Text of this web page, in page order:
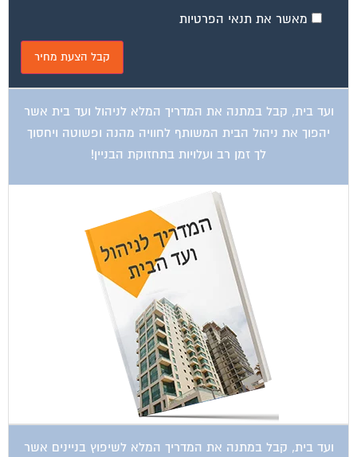
מאשר את תנאי הפרטיות
ועד בית, קבל במתנה את המדריך המלא לניהול ועד בית אשר
יהפוך את ניהול הבית המשותף לחוויה מהנה ופשוטה ויחסוך
לך זמן רב ועלויות בתחזוקת הבניין!
ועד בית, קבל במתנה את המדריך המלא לשיפוץ בניינים אשר